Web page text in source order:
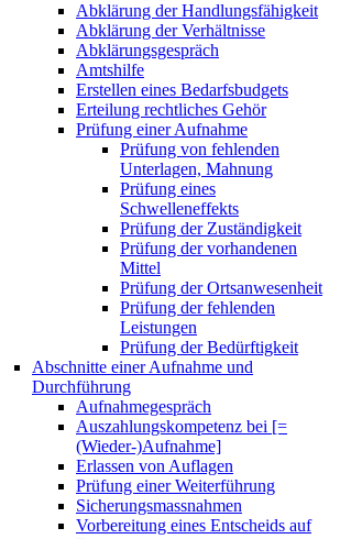
Abklärung der Handlungsfähigkeit
Abklärung der Verhältnisse
Abklärungsgespräch
Amtshilfe
Erstellen eines Bedarfsbudgets
Erteilung rechtliches Gehör
Prüfung einer Aufnahme
Prüfung von fehlenden
Unterlagen, Mahnung
Prüfung eines
Schwelleneffekts
Prüfung der Zuständigkeit
Prüfung der vorhandenen
Mittel
Prüfung der Ortsanwesenheit
Prüfung der fehlenden
Leistungen
Prüfung der Bedürftigkeit
Abschnitte einer Aufnahme und
Durchführung
Aufnahmegespräch
Auszahlungskompetenz bei [=
(Wieder-)Aufnahme]
Erlassen von Auflagen
Prüfung einer Weiterführung
Sicherungsmassnahmen
Vorbereitung eines Entscheids auf